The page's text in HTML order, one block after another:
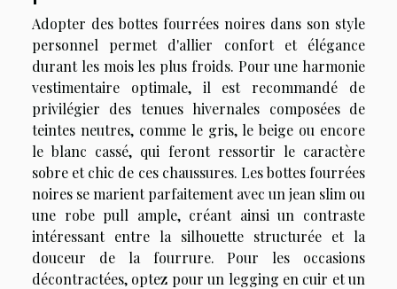
Adopter des bottes fourrées noires dans son style
personnel permet d'allier confort et élégance
durant les mois les plus froids. Pour une harmonie
vestimentaire optimale, il est recommandé de
privilégier des tenues hivernales composées de
teintes neutres, comme le gris, le beige ou encore
le blanc cassé, qui feront ressortir le caractère
sobre et chic de ces chaussures. Les bottes fourrées
noires se marient parfaitement avec un jean slim ou
une robe pull ample, créant ainsi un contraste
intéressant entre la silhouette structurée et la
douceur de la fourrure. Pour les occasions
décontractées, optez pour un legging en cuir et un